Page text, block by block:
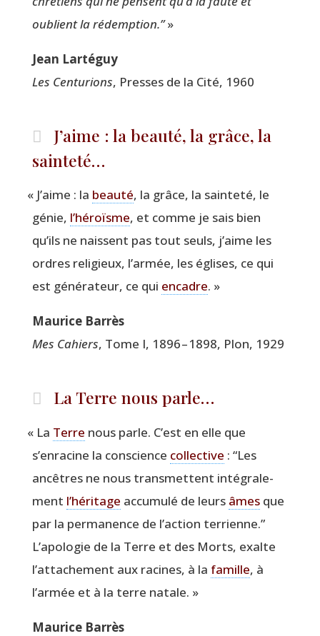
oublient la rédemp­tion.”»
Jean Lar­té­guy
Les Cen­tu­rions, Presses de la Cité, 1960
J’aime : la beauté, la grâce, la
sainteté…
« J’aime : la beau­té, la grâce, la sain­te­té, le
génie, l’héroïsme, et comme je sais bien
qu’ils ne naissent pas tout seuls, j’aime les
ordres reli­gieux, l’armée, les églises, ce qui
est géné­ra­teur, ce qui encadre. »
Mau­rice Barrès
Mes Cahiers, Tome I, 1896 – 1898, Plon, 1929
La Terre nous parle…
« La Terre nous parle. C’est en elle que
s’enracine la conscience col­lec­tive : “Les
ancêtres ne nous trans­mettent inté­gra­le­
ment l’héritage accu­mu­lé de leurs âmesque
par la per­ma­nence de l’action ter­rienne.”
L’apologie de la Terre et des Morts, exalte
l’attachement aux racines, à la famille, à
l’armée et à la terre natale. »
Mau­rice Barrès